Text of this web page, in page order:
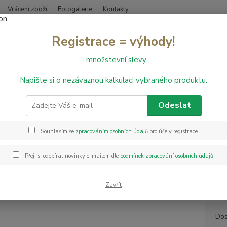
Vrácení zboží Fotogalerie Kontakty
Hledat
PVC podlahy PVC Tex 380 Calabrun 518 - š. 4 m
Tex 380 Calabrun 518 - š. 4 m
a
Registrace = výhody!
- množstevní slevy
Napište si o nezávaznou kalkulaci vybraného produktu.
Odeslat
Souhlasím se zpracováním osobních údajůpro účely registrace.
Přeji si odebírat novinky e-mailem dle podmínek zpracování osobních údajů.
Zavřít